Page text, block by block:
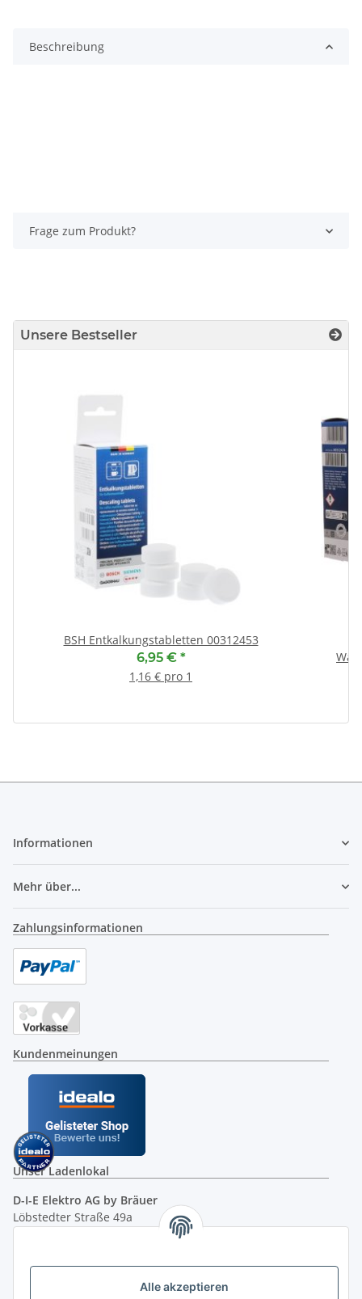
Alle akzeptieren
Beschreibung
Frage zum Produkt?
Unsere Bestseller
BSH Entkalkungstabletten 00312453
6,95 € *
1,16 € pro 1
Informationen
Mehr über...
Zahlungsinformationen
Kundenmeinungen
Unser Ladenlokal
D-I-E Elektro AG by Bräuer
Löbstedter Straße 49a
( siehe Google-Maps )
Öffnungszeiten:
10.00 - 18.00 Uhr